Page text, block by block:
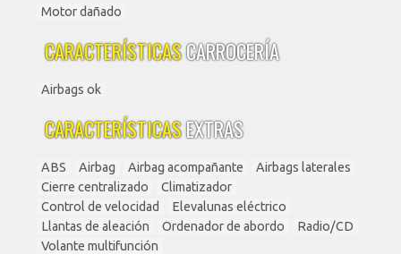
Motor dañado
CARACTERÍSTICASCARROCERÍA
Airbags ok
CARACTERÍSTICASEXTRAS
ABS Airbag Airbag acompañante
Airbags laterales
Cierre centralizado
Climatizador
Control de velocidad
Elevalunas eléctrico
Llantas de aleación
Ordenador de abordo
Radio/CD
Volante multifunción